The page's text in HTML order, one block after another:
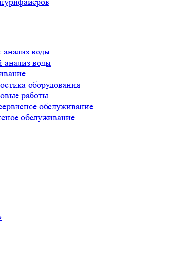
воды
воды
оборудования
работы
обслуживание
обслуживание